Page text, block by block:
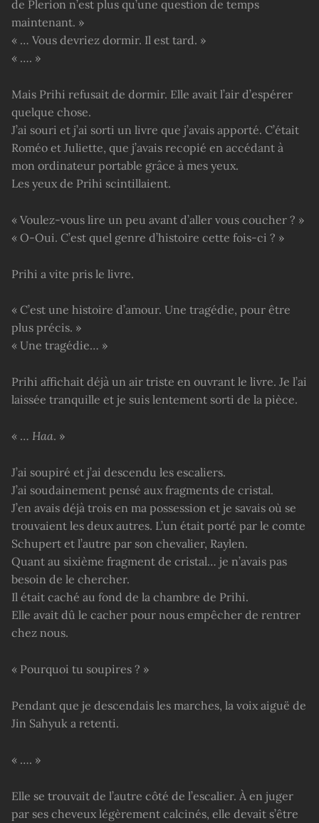
de Plerion n’est plus qu’une question de temps
maintenant. »
« … Vous devriez dormir. Il est tard. »
« …. »
Mais Prihi refusait de dormir. Elle avait l’air d’espérer
quelque chose.
J’ai souri et j’ai sorti un livre que j’avais apporté. C’était
Roméo et Juliette, que j’avais recopié en accédant à
mon ordinateur portable grâce à mes yeux.
Les yeux de Prihi scintillaient.
« Voulez-vous lire un peu avant d’aller vous coucher ? »
« O-Oui. C’est quel genre d’histoire cette fois-ci ? »
Prihi a vite pris le livre.
« C’est une histoire d’amour. Une tragédie, pour être
plus précis. »
« Une tragédie… »
Prihi affichait déjà un air triste en ouvrant le livre. Je l’ai
laissée tranquille et je suis lentement sorti de la pièce.
« … Haa. »
J’ai soupiré et j’ai descendu les escaliers.
J’ai soudainement pensé aux fragments de cristal.
J’en avais déjà trois en ma possession et je savais où se
trouvaient les deux autres. L’un était porté par le comte
Schupert et l’autre par son chevalier, Raylen.
Quant au sixième fragment de cristal… je n’avais pas
besoin de le chercher.
Il était caché au fond de la chambre de Prihi.
Elle avait dû le cacher pour nous empêcher de rentrer
chez nous.
« Pourquoi tu soupires ? »
Pendant que je descendais les marches, la voix aiguë de
Jin Sahyuk a retenti.
« …. »
Elle se trouvait de l’autre côté de l’escalier. À en juger
par ses cheveux légèrement calcinés, elle devait s’être